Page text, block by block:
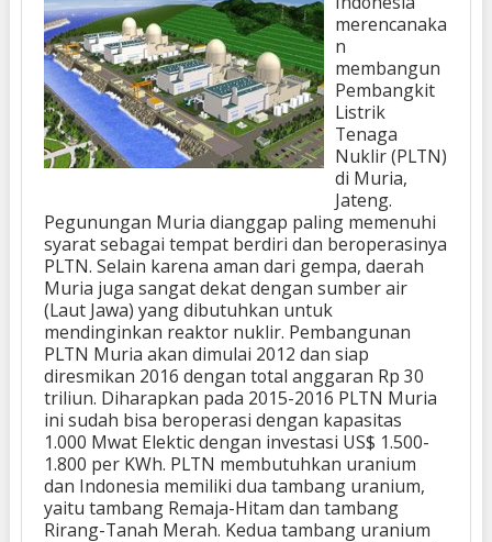
merencanaka
n
membangun
Pembangkit
Listrik
Tenaga
Nuklir (PLTN)
di Muria,
Jateng.
Pegunungan Muria dianggap paling memenuhi
syarat sebagai tempat berdiri dan beroperasinya
PLTN. Selain karena aman dari gempa, daerah
Muria juga sangat dekat dengan sumber air
(Laut Jawa) yang dibutuhkan untuk
mendinginkan reaktor nuklir. Pembangunan
PLTN Muria akan dimulai 2012 dan siap
diresmikan 2016 dengan total anggaran Rp 30
triliun. Diharapkan pada 2015-2016 PLTN Muria
ini sudah bisa beroperasi dengan kapasitas
1.000 Mwat Elektic dengan investasi US$ 1.500-
1.800 per KWh. PLTN membutuhkan uranium
dan Indonesia memiliki dua tambang uranium,
yaitu tambang Remaja-Hitam dan tambang
Rirang-Tanah Merah. Kedua tambang uranium